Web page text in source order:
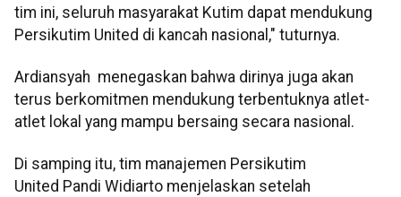
tim ini, seluruh masyarakat Kutim dapat mendukung
Persikutim United di kancah nasional," tuturnya.
Ardiansyah menegaskan bahwa dirinya juga akan
terus berkomitmen mendukung terbentuknya atlet-
atlet lokal yang mampu bersaing secara nasional.
Di samping itu, tim manajemen Persikutim
United Pandi Widiarto menjelaskan setelah